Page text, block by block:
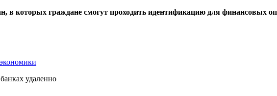
в которых граждане смогут проходить идентификацию для финансовых